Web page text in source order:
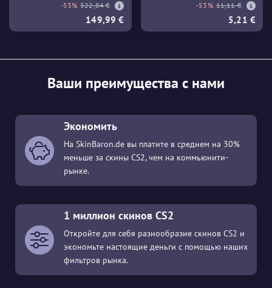
-53% 322,84 €
149,99 €
-53% 11,11 €
5,21 €
Ваши преимущества с нами
Экономить
На SkinBaron.de вы платите в среднем на 30%
меньше за скины CS2, чем на коммьюнити-
рынке.
1 миллион скинов CS2
Откройте для себя разнообразие скинов CS2 и
экономьте настоящие деньги с помощью наших
фильтров рынка.